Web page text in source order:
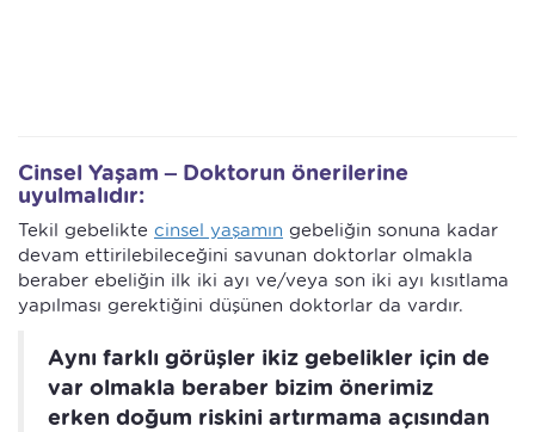
Cinsel Yaşam – Doktorun önerilerine
uyulmalıdır:
Tekil gebelikte cinsel yaşamın gebeliğin sonuna kadar
devam ettirilebileceğini savunan doktorlar olmakla
beraber ebeliğin ilk iki ayı ve/veya son iki ayı kısıtlama
yapılması gerektiğini düşünen doktorlar da vardır.
Aynı farklı görüşler ikiz gebelikler için de
var olmakla beraber bizim önerimiz
erken doğum riskini artırmama açısından